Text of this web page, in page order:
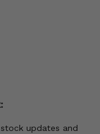
updates and